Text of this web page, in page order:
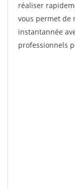
réaliser
vous permet de
instantannée
professionnels